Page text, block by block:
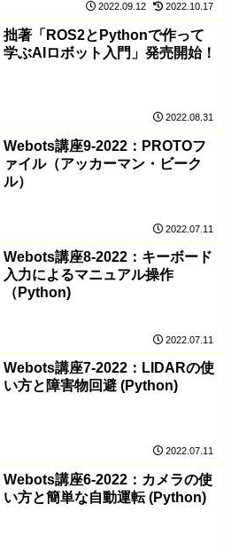
2022.09.12 2022.10.17
拙著「ROS2とPythonで作って
学ぶAIロボット入門」発売開始！
2022.08.31
Webots講座9-2022：PROTOフ
ァイル（アッカーマン・ビーク
ル）
2022.07.11
Webots講座8-2022：キーボード
入力によるマニュアル操作
（Python)
2022.07.11
Webots講座7-2022：LIDARの使
い方と障害物回避 (Python)
2022.07.11
Webots講座6-2022：カメラの使
い方と簡単な自動運転 (Python)